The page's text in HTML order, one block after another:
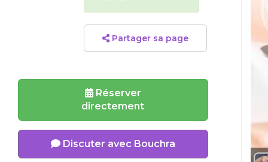
Partager sa page
Réserver
directement
Discuter avec Bouchra